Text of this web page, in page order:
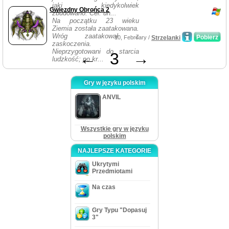
jaki kiedykolwiek
zbudowano. Cel: un...
Gwiezdny Obrońca 2
Na początku 23 wieku
Ziemia została zaatakowana.
Wróg zaatakował z
zaskoczenia.
Nieprzygotowani do starcia
ludzkość; po kr...
Pobierz
10, February / Strzelanki
← 3 →
Gry w języku polskim
ANVIL
Wszystkie gry w języku
polskim
NAJLEPSZE KATEGORIE
Ukrytymi
Przedmiotami
Na czas
Gry Typu "Dopasuj
3"